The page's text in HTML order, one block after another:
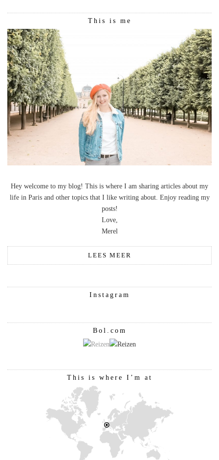
This is me
Hey welcome to my blog! This is where I am sharing articles about my
life in Paris and other topics that I like writing about. Enjoy reading my
posts!
Love,
Merel
LEES MEER
Instagram
Bol.com
This is where I’m at